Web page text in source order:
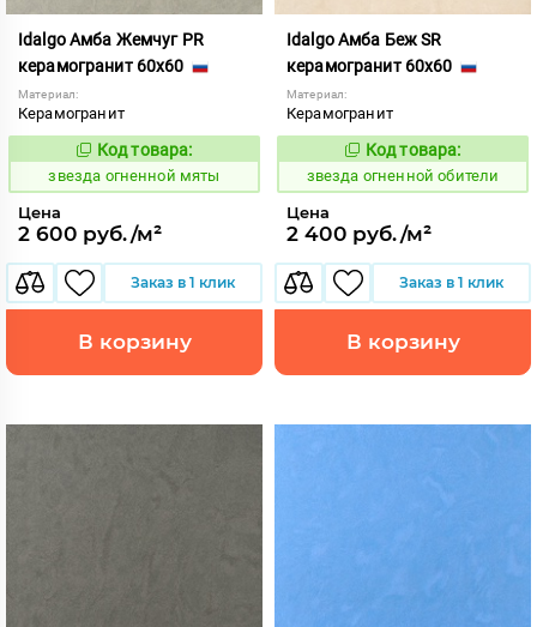
Idalgo Амба Жемчуг PR
керамогранит 60x60
Материал:
Керамогранит
445806
Код товара:
звезда огненной мяты
Цена
2 600 руб./м²
Заказ в 1 клик
В корзину
Idalgo Амба Беж SR
керамогранит 60x60
Материал:
Керамогранит
445812
Код товара:
звезда огненной обители
Цена
2 400 руб./м²
Заказ в 1 клик
В корзину